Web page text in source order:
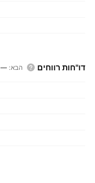
דו"חות רווחים הבא:
—